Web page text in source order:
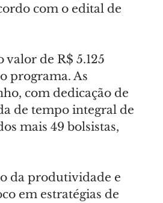
com o edital de
de R$ 5.125
programa. As
com dedicação de
de tempo integral de
mais 49 bolsistas,
da produtividade e
em estratégias de